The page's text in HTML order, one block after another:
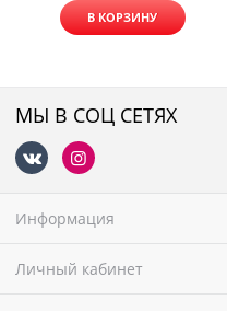
В КОРЗИНУ
МЫ В СОЦ СЕТЯХ
Информация
Личный кабинет